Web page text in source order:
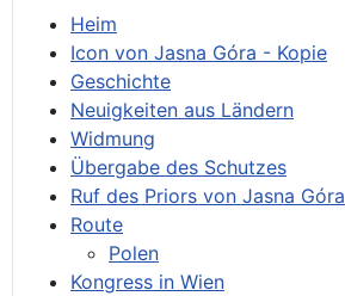
Heim
Icon von Jasna Góra - Kopie
Geschichte
Neuigkeiten aus Ländern
Widmung
Übergabe des Schutzes
Ruf des Priors von Jasna Góra
Route
Polen
Kongress in Wien